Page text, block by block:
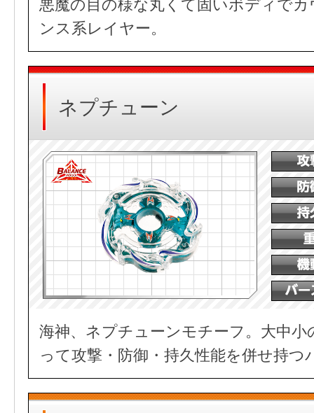
悪魔の目の様な丸くて固いボディで
ンス系レイヤー。
ネプチューン
海神、ネプチューンモチーフ。大中
って攻撃・防御・持久性能を併せ持